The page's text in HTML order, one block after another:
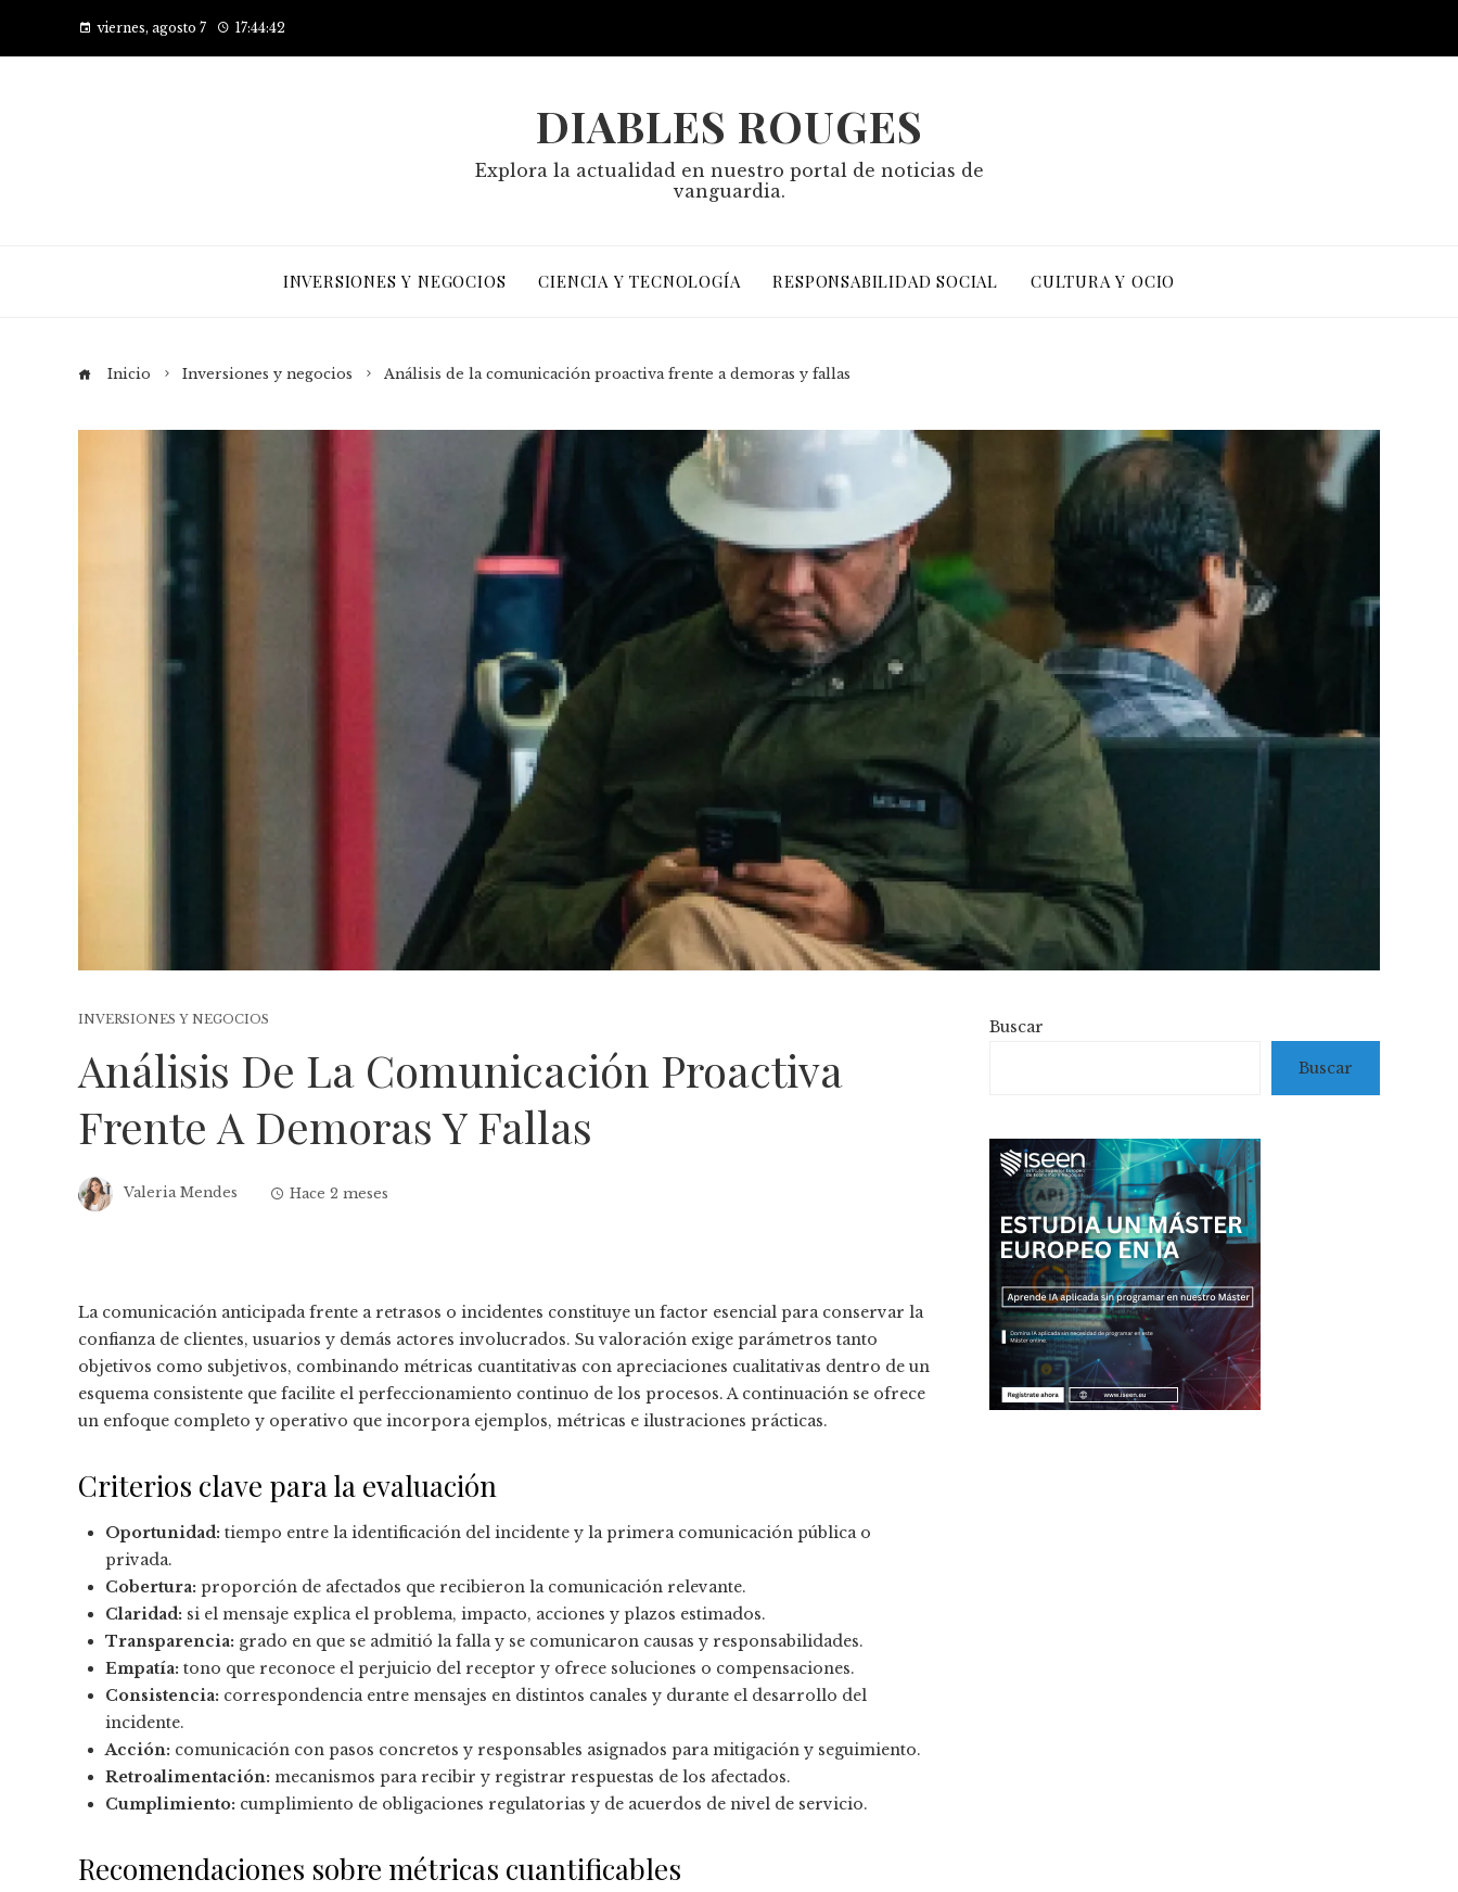
viernes, agosto 7 17:44:44
DIABLES ROUGES
Explora la actualidad en nuestro portal de noticias de
vanguardia.
INVERSIONES Y NEGOCIOS CIENCIA Y TECNOLOGÍA RESPONSABILIDAD SOCIAL CULTURA Y OCIO
Inicio Inversiones y negocios Análisis de la comunicación proactiva frente a demoras y fallas
INVERSIONES Y NEGOCIOS
Análisis De La Comunicación Proactiva
Frente A Demoras Y Fallas
Valeria Mendes Hace 2 meses
La comunicación anticipada frente a retrasos o incidentes constituye un factor esencial para conservar la
confianza de clientes, usuarios y demás actores involucrados. Su valoración exige parámetros tanto
objetivos como subjetivos, combinando métricas cuantitativas con apreciaciones cualitativas dentro de un
esquema consistente que facilite el perfeccionamiento continuo de los procesos. A continuación se ofrece
un enfoque completo y operativo que incorpora ejemplos, métricas e ilustraciones prácticas.
Criterios clave para la evaluación
Oportunidad: tiempo entre la identificación del incidente y la primera comunicación pública o
privada.
Cobertura: proporción de afectados que recibieron la comunicación relevante.
Claridad: si el mensaje explica el problema, impacto, acciones y plazos estimados.
Transparencia: grado en que se admitió la falla y se comunicaron causas y responsabilidades.
Empatía: tono que reconoce el perjuicio del receptor y ofrece soluciones o compensaciones.
Consistencia: correspondencia entre mensajes en distintos canales y durante el desarrollo del
incidente.
Acción: comunicación con pasos concretos y responsables asignados para mitigación y seguimiento.
Retroalimentación: mecanismos para recibir y registrar respuestas de los afectados.
Cumplimiento: cumplimiento de obligaciones regulatorias y de acuerdos de nivel de servicio.
Recomendaciones sobre métricas cuantificables
Buscar
Buscar